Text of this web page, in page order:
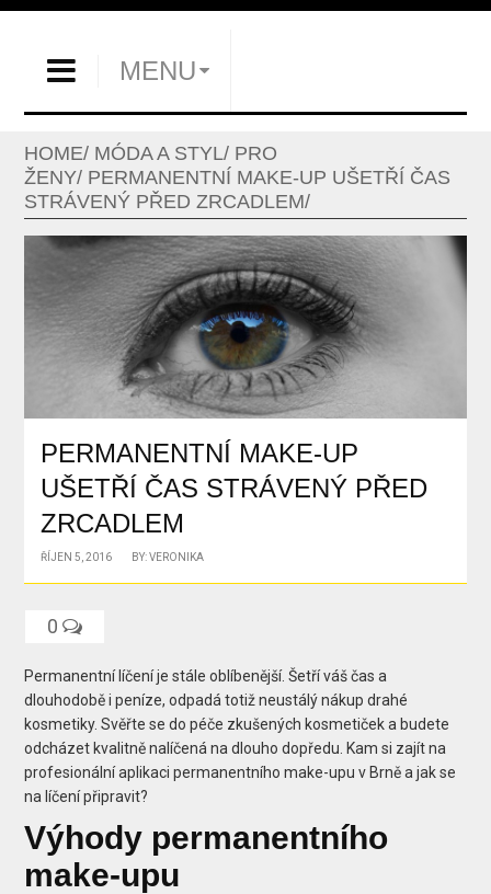
MENU
HOME MÓDA A STYL PRO
ŽENY PERMANENTNÍ MAKE-UP UŠETŘÍ ČAS
STRÁVENÝ PŘED ZRCADLEM
PERMANENTNÍ MAKE-UP
UŠETŘÍ ČAS STRÁVENÝ PŘED
ZRCADLEM
ŘÍJEN 5, 2016 BY: VERONIKA
0
Permanentní líčení je stále oblíbenější. Šetří váš čas a
dlouhodobě i peníze, odpadá totiž neustálý nákup drahé
kosmetiky. Svěřte se do péče zkušených kosmetiček a budete
odcházet kvalitně nalíčená na dlouho dopředu. Kam si zajít na
profesionální aplikaci permanentního make-upu v Brně a jak se
na líčení připravit?
Výhody permanentního
make-upu